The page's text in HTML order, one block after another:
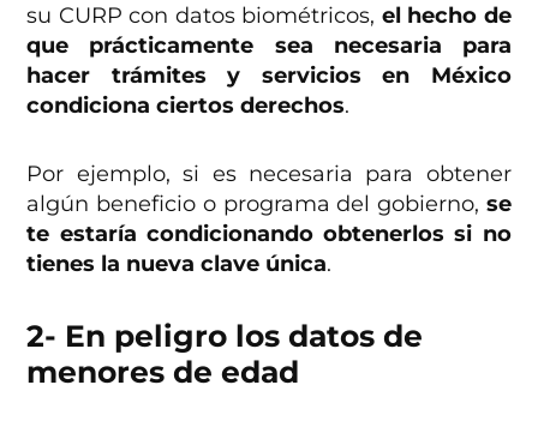
su CURP con datos biométricos, el hecho de
que prácticamente sea necesaria para
hacer trámites y servicios en México
condiciona ciertos derechos.
Por ejemplo, si es necesaria para obtener
algún beneficio o programa del gobierno, se
te estaría condicionando obtenerlos si no
tienes la nueva clave única.
2- En peligro los datos de
menores de edad